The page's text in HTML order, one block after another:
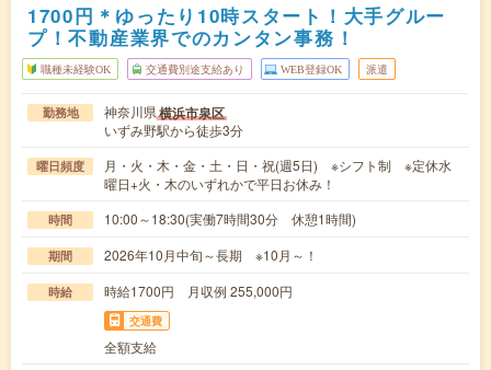
1700円＊ゆったり10時スタート！大手グルー
プ！不動産業界でのカンタン事務！
職種未経験OK 交通費別途支給あり WEB登録OK 派遣
勤務地 神奈川県横浜市泉区
いずみ野駅から徒歩3分
曜日頻度
月・火・木・金・土・日・祝(週5日) ※シフト制 ※定休水
曜日+火・木のいずれかで平日お休み！
時間 10:00～18:30(実働7時間30分 休憩1時間)
期間 2026年10月中旬～長期 ※10月～！
時給 時給1700円 月収例 255,000円
交通費
全額支給